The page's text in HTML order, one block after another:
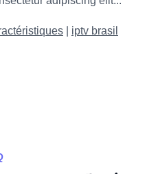
iptv brasil